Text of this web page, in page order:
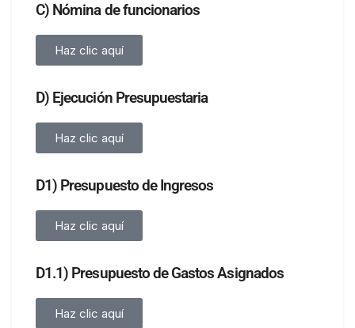
C) Nómina de funcionarios
Haz clic aquí
D) Ejecución Presupuestaria
Haz clic aquí
D1) Presupuesto de Ingresos
Haz clic aquí
D1.1) Presupuesto de Gastos Asignados
Haz clic aquí